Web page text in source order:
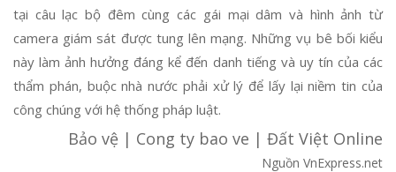
tại câu lạc bộ đêm cùng các gái mại dâm và hình ảnh từ
camera giám sát được tung lên mạng. Những vụ bê bối kiểu
này làm ảnh hưởng đáng kể đến danh tiếng và uy tín của các
thẩm phán, buộc nhà nước phải xử lý để lấy lại niềm tin của
công chúng với hệ thống pháp luật.
Bảo vệ | Cong ty bao ve | Đất Việt Online
Nguồn VnExpress.net